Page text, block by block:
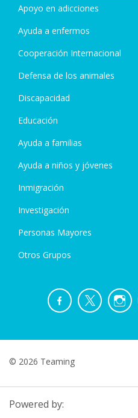
Apoyo en adicciones
Ayuda a enfermos
Cooperación Internacional
Defensa de los animales
Discapacidad
Educación
Ayuda a familias
Ayuda a niños y jóvenes
Inmigración
Investigación
Personas Mayores
Otros Grupos
© 2026 Teaming
Powered by: